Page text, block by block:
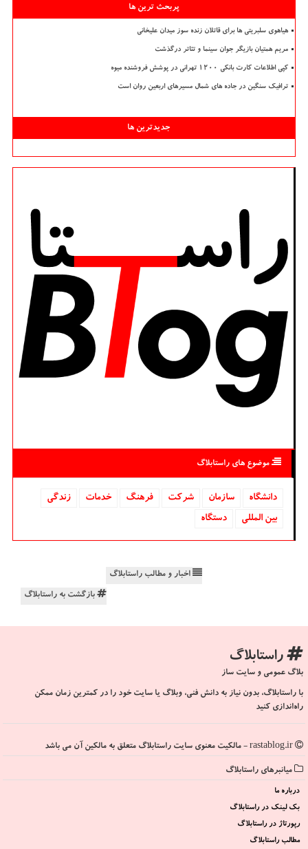
پربحث ترین ها
هیاهوی سلبریتی ها برای قاتلان زنده سوز میدان علیخانی
مریم همتیان بازیگر جوان سینما و تئاتر درگذشت
کپی اطلاعات کارت بانکی ۱۲۰۰ تهرانی در پوشش فروشنده میوه
ترافیک سنگین در جاده های شمال مسیرهای اربعین روان است
جدیدترین ها
موضوع های راستابلاگ
دانشگاه‌ سازمان شركت فرهنگ خدمات
زندگی
بین المللی
دستگاه
اخبار و مطالب راستابلاگ
بازگشت به راستابلاگ
راستابلاگ
بلاگ عمومی و سایت ساز
با راستابلاگ، بدون نیاز به دانش فنی، وبلاگ یا سایت خود را در کمترین زمان ممکن
راه‌اندازی کنید
میانبرهای راستابلاگ
درباره ما
بک لینک در راستابلاگ
رپورتاژ در راستابلاگ
مطالب راستابلاگ